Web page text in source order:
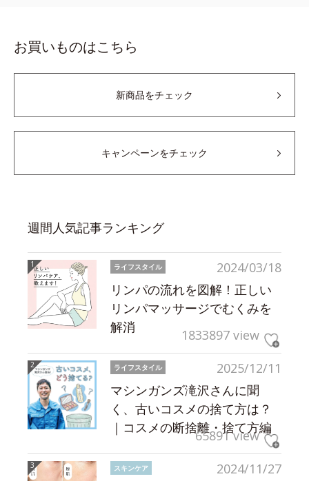
お買いものはこちら
新商品をチェック
キャンペーンをチェック
週間人気記事ランキング
2024/03/18
ライフスタイル
リンパの流れを図解！正しい
リンパマッサージでむくみを
解消
1833897 view
2025/12/11
ライフスタイル
マシンガンズ滝沢さんに聞
く、古いコスメの捨て方は？
｜コスメの断捨離・捨て方編
65891 view
2024/11/27
スキンケア